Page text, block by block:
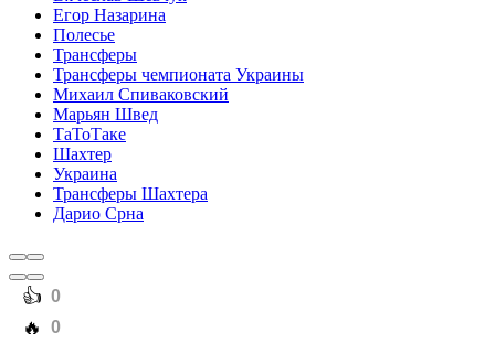
Егор Назарина
Полесье
Трансферы
Трансферы чемпионата Украины
Михаил Спиваковский
Марьян Швед
ТаТоТаке
Шахтер
Украина
Трансферы Шахтера
Дарио Срна
️👍 0
️🔥 0